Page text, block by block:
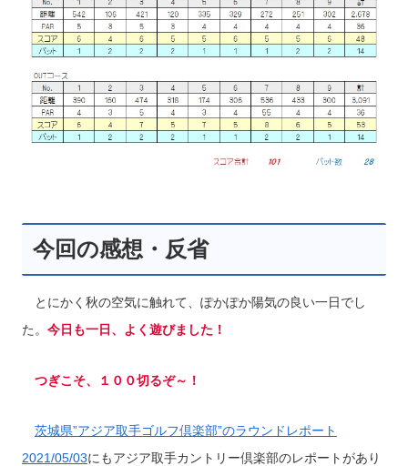
今回の感想・反省
とにかく秋の空気に触れて、ぽかぽか陽気の良い一日でし
た。 今日も一日、よく遊びました！
つぎこそ、１００切るぞ～！
茨城県”アジア取手ゴルフ倶楽部”のラウンドレポート
2021/05/03にもアジア取手カントリー倶楽部のレポートがあり